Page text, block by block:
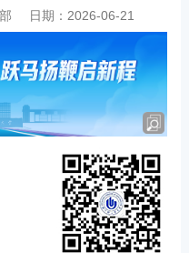
日期：2026-06-21